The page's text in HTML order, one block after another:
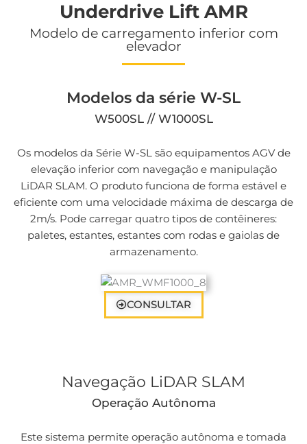
Underdrive Lift AMR
Modelo de carregamento inferior com
elevador
Modelos da série W-SL
W500SL // W1000SL
Os modelos da Série W-SL são equipamentos AGV de
elevação inferior com navegação e manipulação
LiDAR SLAM. O produto funciona de forma estável e
eficiente com uma velocidade máxima de descarga de
2m/s. Pode carregar quatro tipos de contêineres:
paletes, estantes, estantes com rodas e gaiolas de
armazenamento.
CONSULTAR
Navegação LiDAR SLAM
Operação Autônoma
Este sistema permite operação autônoma e tomada